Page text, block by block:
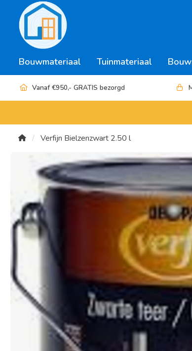
Bouwmateriaal Tuinmateriaal
Vanaf €950,- GRATIS bezorgd
Verfijn Bielzenzwart 2.50 l